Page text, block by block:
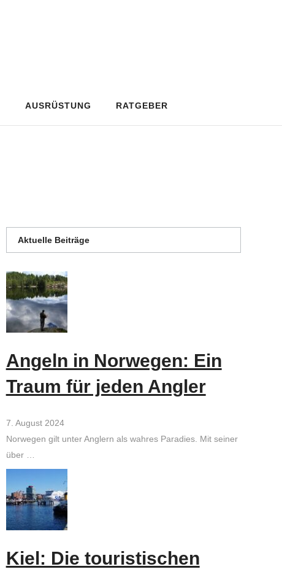
AUSRÜSTUNG RATGEBER
Aktuelle Beiträge
Angeln in Norwegen: Ein
Traum für jeden Angler
7. August 2024
Norwegen gilt unter Anglern als wahres Paradies. Mit seiner
über …
Kiel: Die touristischen